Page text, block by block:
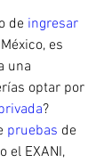
de
ingresar
es
una
optar por
?
pruebas de
el EXANI,